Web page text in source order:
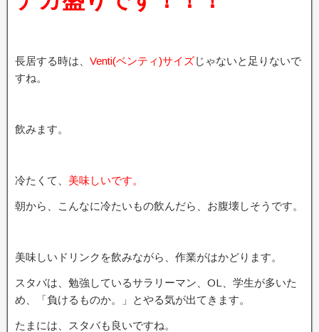
長居する時は、 Venti(ベンティ)サイズじゃないと足りないで
すね。
飲みます。
冷たくて、 美味しいです。
朝から、こんなに冷たいもの飲んだら、お腹壊しそうです。
美味しいドリンクを飲みながら、作業がはかどります。
スタバは、勉強しているサラリーマン、OL、学生が多いた
め、「負けるものか。」とやる気が出てきます。
たまには、スタバも良いですね。